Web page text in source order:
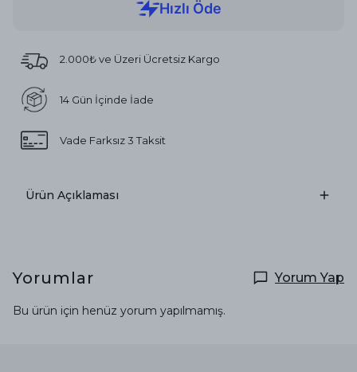
2.000₺ ve Üzeri Ücretsiz Kargo
14 Gün İçinde İade
Vade Farksız 3 Taksit
Ürün Açıklaması
Yorumlar Yorum Yap
Bu ürün için henüz yorum yapılmamış.